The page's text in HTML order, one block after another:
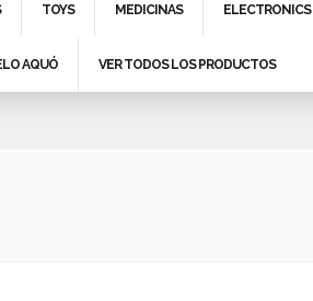
TOYS MEDICINAS ELECTRONICS
AQUÓ VER TODOS LOS PRODUCTOS